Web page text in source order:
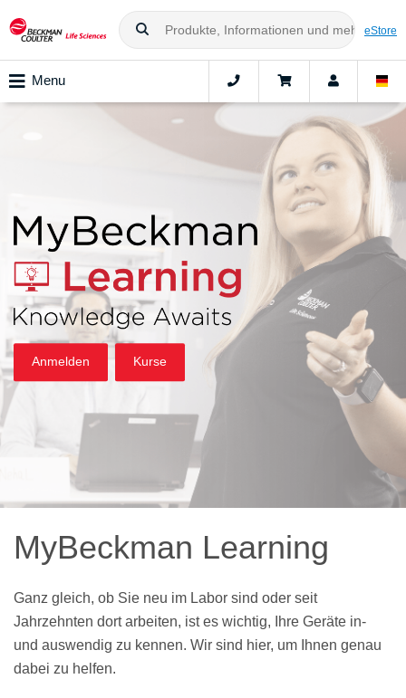
eStore
Menu
Anmelden Kurse
MyBeckman Learning
Ganz gleich, ob Sie neu im Labor sind oder seit
Jahrzehnten dort arbeiten, ist es wichtig, Ihre Geräte in-
und auswendig zu kennen. Wir sind hier, um Ihnen genau
dabei zu helfen.